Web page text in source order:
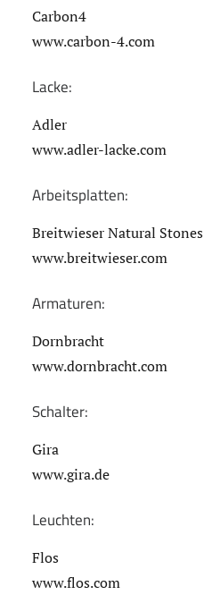
Carbon4
www.carbon-4.com
Lacke:
Adler
www.adler-lacke.com
Arbeitsplatten:
Breitwieser Natural Stones
www.breitwieser.com
Armaturen:
Dornbracht
www.dornbracht.com
Schalter:
Gira
www.gira.de
Leuchten:
Flos
www.flos.com